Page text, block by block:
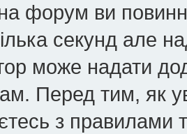
форум ви
секунд але
може надати
Перед тим, як
з правилами